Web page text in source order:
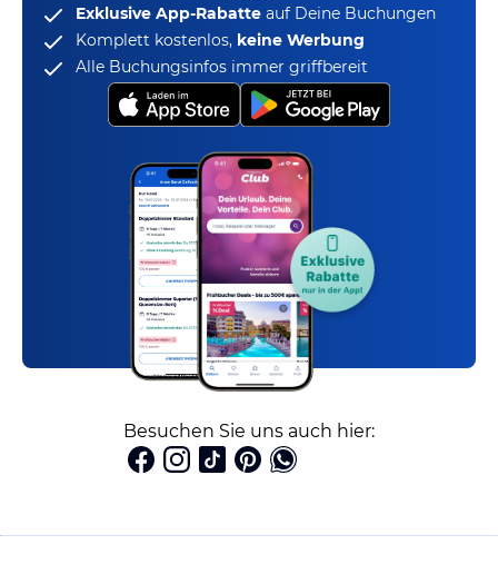
Exklusive App-Rabatte auf Deine Buchungen
Komplett kostenlos, keine Werbung
Alle Buchungsinfos immer griffbereit
Besuchen Sie uns auch hier: